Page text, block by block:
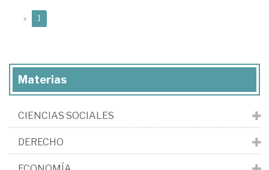
« 1
Materias
CIENCIAS SOCIALES
DERECHO